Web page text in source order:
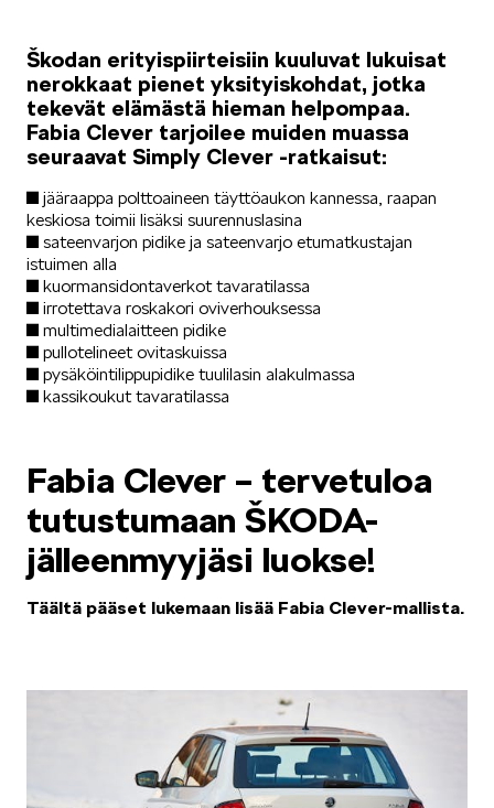
KODIAQ
SUPERB
EPIQ
Škodan erityispiirteisiin kuuluvat lukuisat
nerokkaat pienet yksityiskohdat, jotka
tekevät elämästä hieman helpompaa.
Fabia Clever tarjoilee muiden muassa
seuraavat Simply Clever -ratkaisut:
■ jääraappa polttoaineen täyttöaukon kannessa, raapan
keskiosa toimii lisäksi suurennuslasina
■ sateenvarjon pidike ja sateenvarjo etumatkustajan
istuimen alla
■ kuormansidontaverkot tavaratilassa
■ irrotettava roskakori oviverhouksessa
■ multimedialaitteen pidike
■ pullotelineet ovitaskuissa
■ pysäköintilippupidike tuulilasin alakulmassa
■ kassikoukut tavaratilassa
Fabia Clever – tervetuloa
tutustumaan ŠKODA-
jälleenmyyjäsi luokse!
Täältä pääset lukemaan lisää Fabia Clever-mallista.